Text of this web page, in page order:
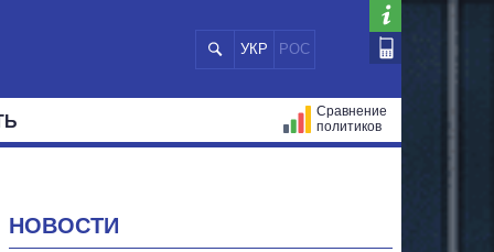
УКР РОС
Сравнение
политиков
НОВОСТИ